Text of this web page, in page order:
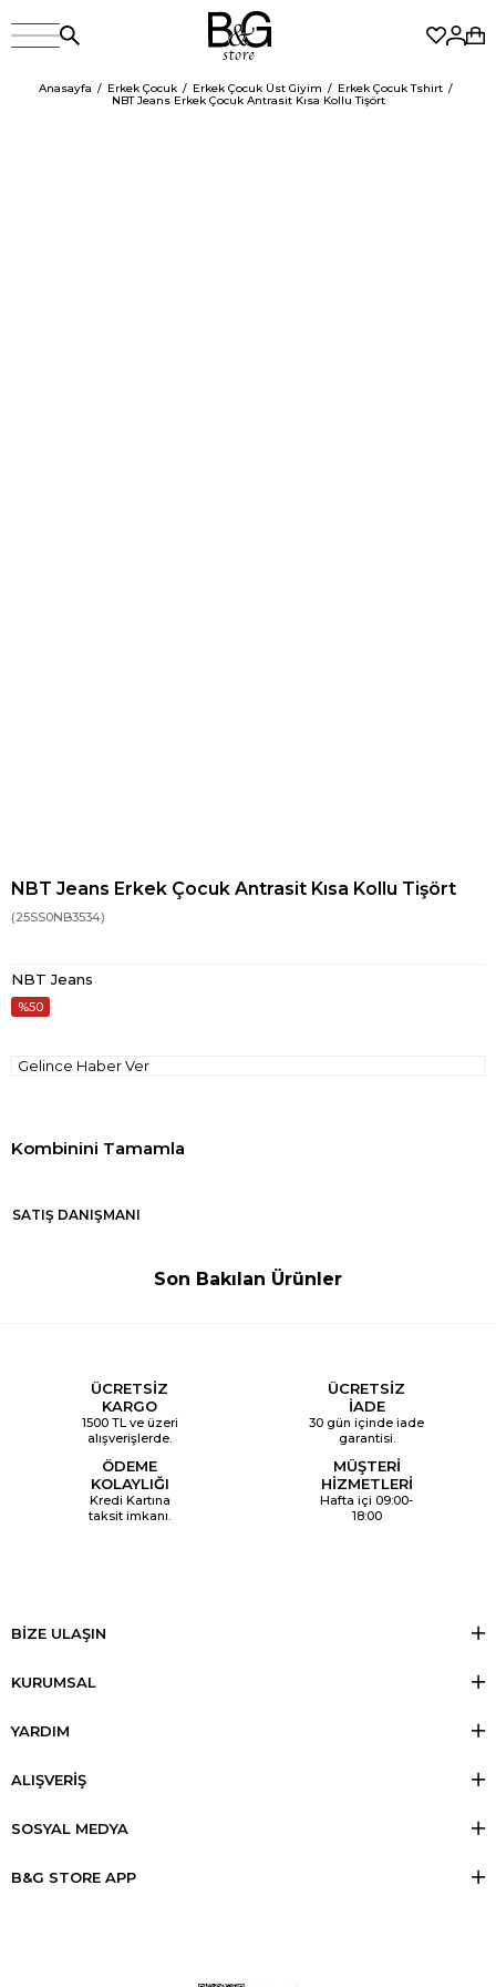
Anasayfa Erkek Çocuk Erkek Çocuk Üst Giyim
Erkek Çocuk Tshirt
NBT Jeans Erkek Çocuk Antrasit Kısa Kollu Tişört
NBT Jeans Erkek Çocuk Antrasit Kısa Kollu Tişört
(25SS0NB3534)
NBT Jeans
50
Gelince Haber Ver
SATIŞ DANIŞMANI
Son Bakılan Ürünler
ÜCRETSİZ
KARGO
1500 TL ve üzeri
alışverişlerde.
ÜCRETSİZ
İADE
30 gün içinde iade
garantisi.
ÖDEME
KOLAYLIĞI
Kredi Kartına
taksit imkanı.
MÜŞTERİ
HİZMETLERİ
Hafta içi 09:00-
18:00
BİZE ULAŞIN
KURUMSAL
YARDIM
ALIŞVERİŞ
SOSYAL MEDYA
B&G STORE APP